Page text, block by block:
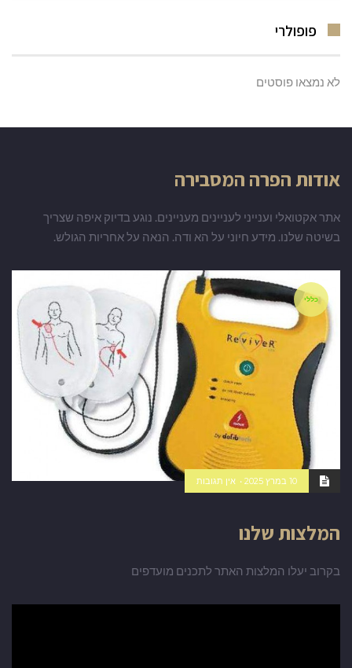
פופולרי
לא נמצאו פוסטים
אודות הפרה המסבירה
אתר אקטואלי וענייני לעניינים מעניינים. נוגע בדיוק איפה שצריך
בשיטה שלנו. מידע חיוני על הא ודה. הנאה על אחריות הגולש.
כללי
10 במרץ 2025 אין תגובות
המלצות שלנו
בקרוב יעלו המלצות האתר לתכנים מועדפים